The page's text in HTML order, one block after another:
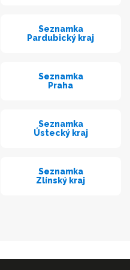
Seznamka
Pardubický kraj
Seznamka
Praha
Seznamka
Ústecký kraj
Seznamka
Zlínský kraj